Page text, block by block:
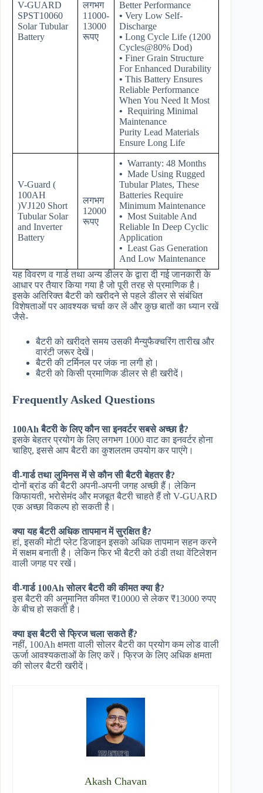
V-GUARD
SPST10060
Solar Tubular
Battery
लगभग
11000-
13000
रूपए
Better Performance
• Very Low Self-
Discharge
• Long Cycle Life (1200
Cycles@80% Dod)
• Finer Grain Structure
For Enhanced Durability
• This Battery Ensures
Reliable Performance
When You Need It Most
• Requiring Minimal
Maintenance
Purity Lead Materials
Ensure Long Life
V-Guard (
100AH
)VJ120 Short
Tubular Solar
and Inverter
Battery
लगभग
12000
रूपए
• Warranty: 48 Months
• Made Using Rugged
Tubular Plates, These
Batteries Require
Minimum Maintenance
• Most Suitable And
Reliable In Deep Cyclic
Application
• Least Gas Generation
And Low Maintenance
यह विवरण व गार्ड तथा अन्य डीलर के द्वारा दी गई जानकारी के
आधार पर तैयार किया गया है जो पूरी तरह से प्रमाणिक है।
इसके अतिरिक्त बैटरी को खरीदने से पहले डीलर से संबंधित
विशेषताओं पर आवश्यक चर्चा कर लें और कुछ बातों का ध्यान रखें
जैसे-
बैटरी को खरीदते समय उसकी मैन्युफैक्चरिंग तारीख और
वारंटी जरूर देखें।
बैटरी की टर्मिनल पर जंक ना लगी हो।
बैटरी को किसी प्रमाणिक डीलर से ही खरीदें।
Frequently Asked Questions
100Ah बैटरी के लिए कौन सा इनवर्टर सबसे अच्छा है?
इसके बेहतर प्रयोग के लिए लगभग 1000 वाट का इनवर्टर होना
चाहिए, इससे आप बैटरी का कुशलतम उपयोग कर पाएंगे।
वी-गार्ड तथा लुमिनस में से कौन सी बैटरी बेहतर है?
दोनों ब्रांड की बैटरी अपनी-अपनी जगह अच्छी हैं। लेकिन
किफायती, भरोसेमंद और मजबूत बैटरी चाहते हैं तो V-GUARD
एक अच्छा विकल्प हो सकती है।
क्या यह बैटरी अधिक तापमान में सुरक्षित है?
हां, इसकी मोटी प्लेट डिजाइन इसको अधिक तापमान सहन करने
में सक्षम बनाती है। लेकिन फिर भी बैटरी को ठंडी तथा वेंटिलेशन
वाली जगह पर रखें।
वी-गार्ड 100Ah सोलर बैटरी की कीमत क्या है?
इस बैटरी की अनुमानित कीमत ₹10000 से लेकर ₹13000 रुपए
के बीच हो सकती है।
क्या इस बैटरी से फ्रिज चला सकते हैं?
नहीं, 100Ah क्षमता वाली सोलर बैटरी का प्रयोग कम लोड वाली
ऊर्जा आवश्यकताओं के लिए करें। फ्रिज के लिए अधिक क्षमता
की सोलर बैटरी खरीदें।
Akash Chavan